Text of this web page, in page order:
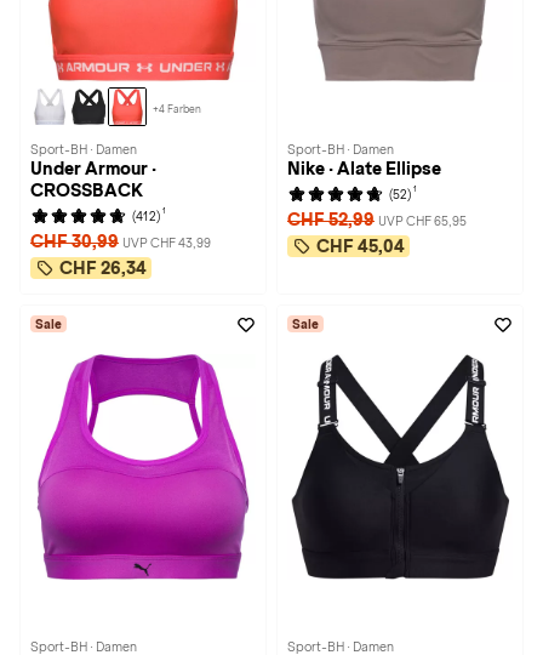
+4 Farben
Sport-BH · Damen
Under Armour ·
CROSSBACK
(412) 1
CHF 30,99 UVP CHF 43,99
CHF 26,34
Sport-BH · Damen
Nike · Alate Ellipse
(52) 1
CHF 52,99 UVP CHF 65,95
CHF 45,04
Sale
Sport-BH · Damen
Sale
Sport-BH · Damen